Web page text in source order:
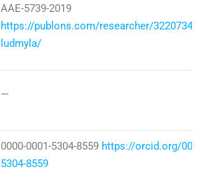
AAE-5739-2019
https://publons.com/researcher/3220734/
ludmyla/
—
0000-0001-5304-8559 https://orcid.org/
5304-8559